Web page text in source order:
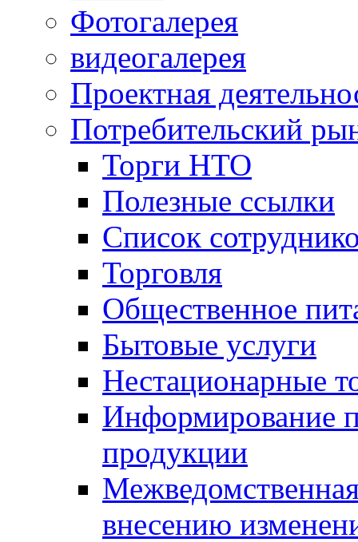
Фотогалерея
видеогалерея
Проектная
Потребительский
Торги НТО
Полезные ссылки
Список
Торговля
Общественное
Бытовые услуги
Нестационарные
Информирование
продукции
внесению